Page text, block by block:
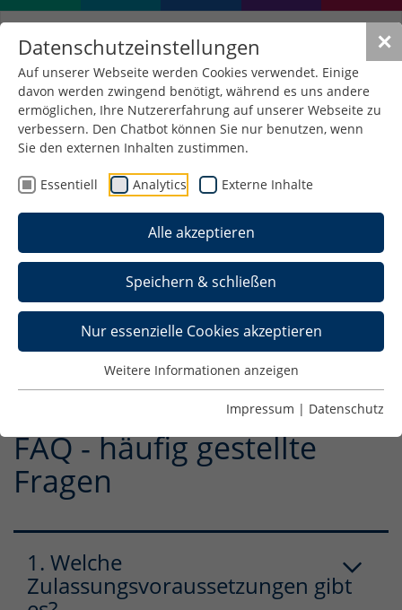
✕
Datenschutzeinstellungen
Auf unserer Webseite werden Cookies verwendet. Einige
davon werden zwingend benötigt, während es uns andere
ermöglichen, Ihre Nutzererfahrung auf unserer Webseite zu
verbessern. Den Chatbot können Sie nur benutzen, wenn
Sie den externen Inhalten zustimmen.
Essentiell Analytics Externe Inhalte
Alle akzeptieren
Speichern & schließen
Nur essenzielle Cookies akzeptieren
Weitere Informationen anzeigen
Impressum | Datenschutz
FAQ - häufig gestellte
Fragen
1. Welche
Zulassungsvoraussetzungen gibt